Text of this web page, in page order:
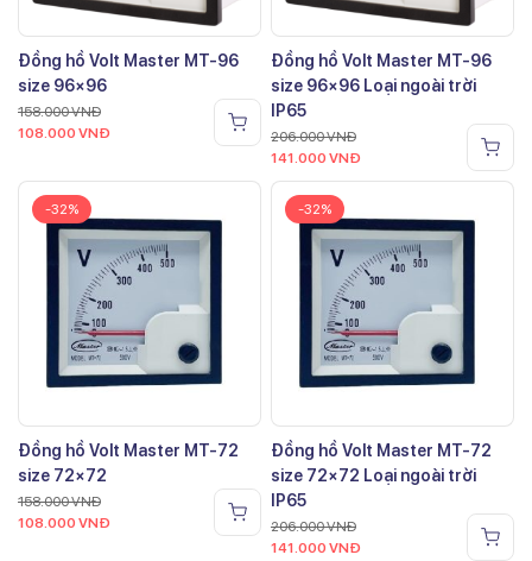
Đồng hồ Volt Master MT-96
size 96×96
158.000VNĐ
108.000 VNĐ
Đồng hồ Volt Master MT-96
size 96×96 Loại ngoài trời
IP65
206.000VNĐ
141.000 VNĐ
-32%
Đồng hồ Volt Master MT-72
size 72×72
158.000VNĐ
108.000 VNĐ
-32%
Đồng hồ Volt Master MT-72
size 72×72 Loại ngoài trời
IP65
206.000VNĐ
141.000 VNĐ